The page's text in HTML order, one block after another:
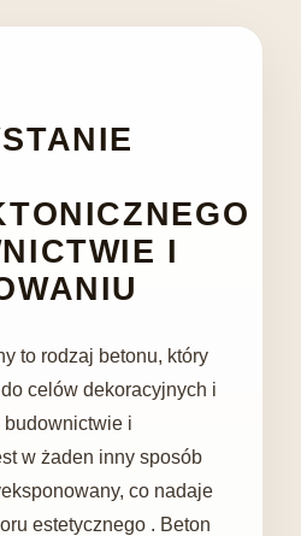
I
to rodzaj betonu, który
celów dekoracyjnych i
i
w żaden inny sposób
co nadaje
estetycznego . Beton